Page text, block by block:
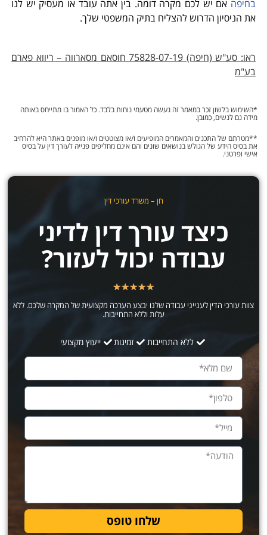
בחיפה אם יש לכם מקרה דומה. בין אתה עובד או מעסיק יש לנו
את הניסיון הדרוש להצליח בתיק המשפטי שלך.
ראו: סע"ש (חיפה) 75828-07-19 חוסאם מסארווה – ריווא פארם
בע"מ
*השימוש בלשון זכר במאמר זה נעשה מטעמי נוחות בלבד. כל האמור בו מתייחס באותה
מידה גם לנשים, כמובן.
**מטרתם של התכנים והמאמרים המופיעים ו/או מצוטטים ו/או מופנים באתר היא להרחיב
את בסיס הידע של הגולש בנושאים שונים והם אינם מחליפים פנייה לעורך דין על בסיס
אישי ופרטני.
חן – משרד עורכי דין
כיצד עורך דין לדיני
עבודה יכול לעזור?
★
★
★
★
★
צוות עורכי הדין לענייני עבודה שלנו יבצע הערכה מקצועית של המקרה שלכם. ללא
עלות וללא התחייבות.
ללא התחייבות זמינות ייעוץ מקצועי
שלחו טופס